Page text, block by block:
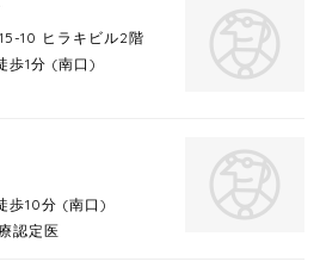
10 ヒラキビル2階
歩1分 (南口)
歩10分 (南口)
認定医